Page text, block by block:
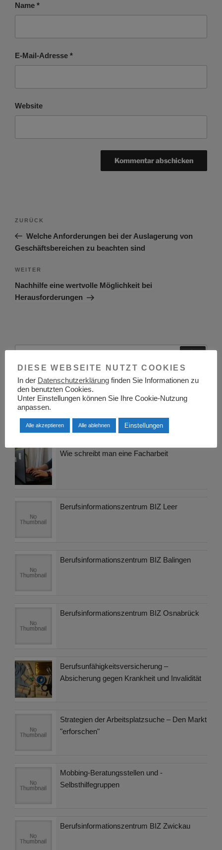
Name *
E-Mail-Adresse *
Website
Beitragsnavigation
Vorheriger
Beitrag
ZURÜCK
Welche Anforderungen bei der Auslagerung von
Geschäftsbereichen zu beachten sind
Nächster
Beitrag
WEITER
Nachhilfe eine wertvolle Möglichkeit bei
Herausforderungen
Suchen
Astrologische Psychologie – Fernakademie
Wie schreibt man eine Facharbeit
Berufsinformationszentrum BIZ Leer
Berufsinformationszentrum BIZ Balingen
Berufsinformationszentrum BIZ Osnabrück
Berufsunfähigkeitsversicherung –
Absicherung gegen Krankheit und Invalidität
Strategien der Arbeitsplatzsuche – Den Markt
"erforschen"
Mobbing-Beratungsstellen und -
Selbsthilfegruppen
Berufsinformationszentrum BIZ Zwickau
DIESE WEBSEITE NUTZT COOKIES
In der Datenschutzerklärung finden Sie Informationen zu
den benutzten Cookies.
Unter Einstellungen können Sie Ihre Cookie-Nutzung
anpassen.
Alle akzeptieren Alle ablehnen Einstellungen